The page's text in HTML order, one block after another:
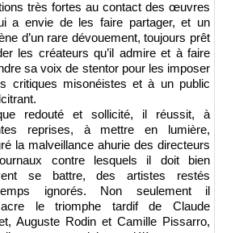
très fortes au contact des œuvres
a envie de les faire partager, et un
d’un rare dévouement, toujours prêt
les créateurs qu’il admire et à faire
sa voix de stentor pour les imposer
critiques misonéistes et à un public
redouté et sollicité, il réussit, à
reprises, à mettre en lumière,
la malveillance ahurie des directeurs
contre lesquels il doit bien
se battre, des artistes restés
ignorés. Non seulement il
le triomphe tardif de Claude
Auguste Rodin et Camille Pissarro,